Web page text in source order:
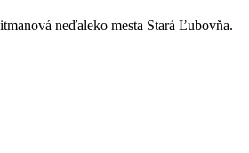
neďaleko mesta Stará Ľubovňa.